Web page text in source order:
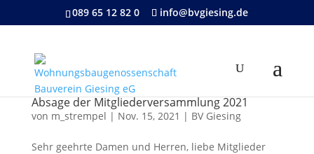
089 65 12 82 0 info@bvgiesing.de
Absage der Mitgliederversammlung 2021
von m_strempel | Nov. 15, 2021 | BV Giesing
Sehr geehrte Damen und Herren, liebe Mitglieder